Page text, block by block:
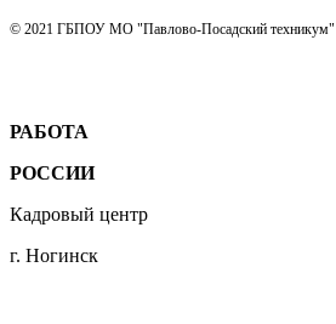
© 2021 ГБПОУ МО "Павлово-Посадский техникум"
РАБОТА
РОССИИ
Кадровый центр
г. Ногинск